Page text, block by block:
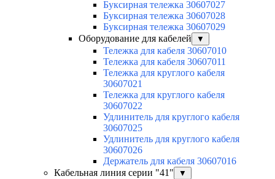
Буксирная тележка 30607027
Буксирная тележка 30607028
Буксирная тележка 30607029
Оборудование для кабелей
▼
Тележка для кабеля 30607010
Тележка для кабеля 30607011
Тележка для круглого кабеля
30607021
Тележка для круглого кабеля
30607022
Удлинитель для круглого кабеля
30607025
Удлинитель для круглого кабеля
30607026
Держатель для кабеля 30607016
Кабельная линия серии "41"
▼